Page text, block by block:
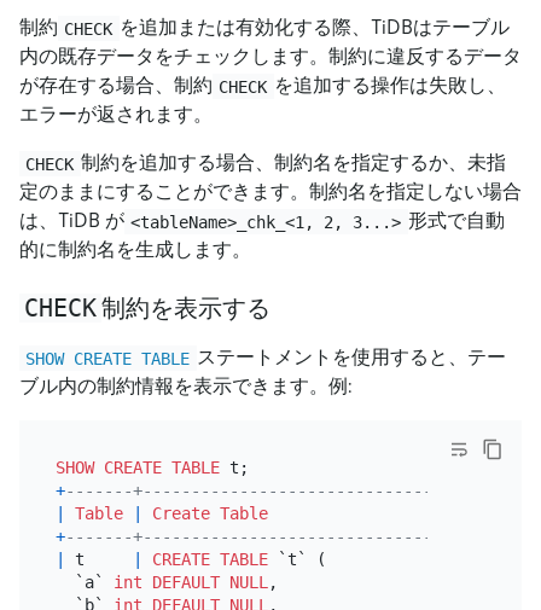
制約 CHECK を追加または有効化する際、TiDBはテーブル
内の既存データをチェックします。制約に違反するデータ
が存在する場合、制約 CHECK を追加する操作は失敗し、
エラーが返されます。
CHECK 制約を追加する場合、制約名を指定するか、未指
定のままにすることができます。制約名を指定しない場合
は、TiDB が <tableName>_chk_<1, 2, 3...> 形式で自動
的に制約名を生成します。
CHECK制約を表示する
SHOW CREATE TABLE ステートメントを使用すると、テー
ブル内の制約情報を表示できます。例:
SHOW CREATE TABLE
+-------
Table
Create Table
+-------
t CREATE TABLE `t` (
  `a`
int DEFAULT NULL ,
  `b`
int DEFAULT NULL ,